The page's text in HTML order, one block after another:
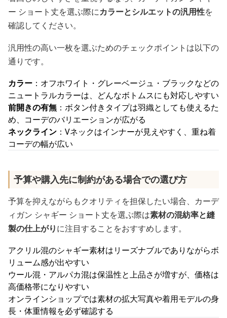
ー ショート丈を選ぶ際にカラーとシルエットの汎用性を
確認してください。
汎用性の高い一枚を選ぶためのチェックポイントは以下の
通りです。
カラー ：オフホワイト・グレーベージュ・ブラックなどの
ニュートラルカラーは、どんなボトムスにも対応しやすい
前開きの有無 ：ボタン付きタイプは羽織としても使えるた
め、コーデのバリエーションが広がる
ネックライン ：Vネックはインナーが見えやすく、重ね着
コーデの幅が広い
予算や購入先に制約がある場合での選び方
予算を抑えながらもクオリティを担保したい場合、カーデ
ィガン シャギー ショート丈を選ぶ際は素材の混紡率と縫
製の仕上がりに注目することをおすすめします。
アクリル混のシャギー素材はリーズナブルでありながらボ
リューム感が出やすい
ウール混・アルパカ混は保温性と上品さが増すが、価格は
高価格帯になりやすい
オンラインショップでは素材の拡大写真や着用モデルの身
長・体重情報を必ず確認する